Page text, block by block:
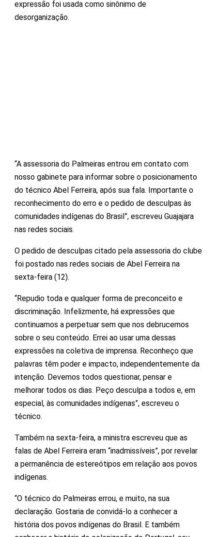
expressão foi usada como sinônimo de
desorganização.
“A assessoria do Palmeiras entrou em contato com
nosso gabinete para informar sobre o posicionamento
do técnico Abel Ferreira, após sua fala. Importante o
reconhecimento do erro e o pedido de desculpas às
comunidades indígenas do Brasil”, escreveu Guajajara
nas redes sociais.
O pedido de desculpas citado pela assessoria do clube
foi postado nas redes sociais de Abel Ferreira na
sexta-feira (12).
“Repudio toda e qualquer forma de preconceito e
discriminação. Infelizmente, há expressões que
continuamos a perpetuar sem que nos debrucemos
sobre o seu conteúdo. Errei ao usar uma dessas
expressões na coletiva de imprensa. Reconheço que
palavras têm poder e impacto, independentemente da
intenção. Devemos todos questionar, pensar e
melhorar todos os dias. Peço desculpa a todos e, em
especial, às comunidades indígenas”, escreveu o
técnico.
Também na sexta-feira, a ministra escreveu que as
falas de Abel Ferreira eram “inadmissíveis”, por revelar
a permanência de estereótipos em relação aos povos
indígenas.
“O técnico do Palmeiras errou, e muito, na sua
declaração. Gostaria de convidá-lo a conhecer a
história dos povos indígenas do Brasil. E também